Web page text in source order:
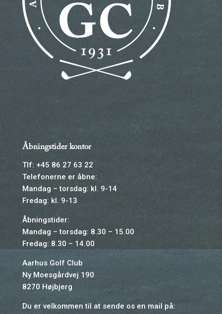
Åbningstider kontor
Tlf: +45 86 27 63 22
Telefonerne er åbne:
Mandag – torsdag: kl. 9-14
Fredag: kl. 9-13
Åbningstider:
Mandag – torsdag: 8.30 – 15.00
Fredag: 8.30 – 14.00
Aarhus Golf Club
Ny Moesgårdvej 190
8270 Højbjerg
Du er velkommen til at sende os en mail på: